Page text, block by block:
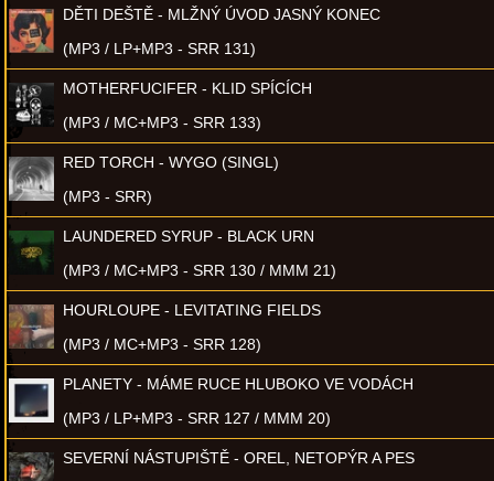
DĚTI DEŠTĚ - MLŽNÝ ÚVOD JASNÝ KONEC
(MP3 / LP+MP3 - SRR 131)
MOTHERFUCIFER - KLID SPÍCÍCH
(MP3 / MC+MP3 - SRR 133)
RED TORCH - WYGO (SINGL)
(MP3 - SRR)
LAUNDERED SYRUP - BLACK URN
(MP3 / MC+MP3 - SRR 130 / MMM 21)
HOURLOUPE - LEVITATING FIELDS
(MP3 / MC+MP3 - SRR 128)
PLANETY - MÁME RUCE HLUBOKO VE VODÁCH
(MP3 / LP+MP3 - SRR 127 / MMM 20)
SEVERNÍ NÁSTUPIŠTĚ - OREL, NETOPÝR A PES